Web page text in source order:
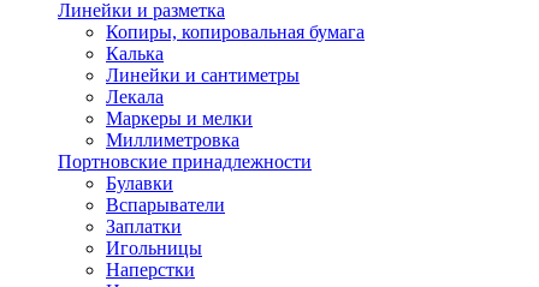
Линейки и разметка
Копиры, копировальная бумага
Калька
Линейки и сантиметры
Лекала
Маркеры и мелки
Миллиметровка
Портновские принадлежности
Булавки
Вспарыватели
Заплатки
Игольницы
Наперстки